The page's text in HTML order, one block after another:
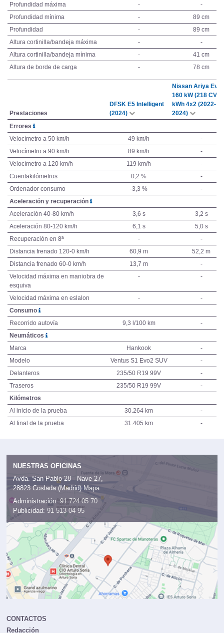
Profundidad máxima
-
-
Profundidad mínima
-
89 cm
Profundidad
-
89 cm
Altura cortinilla/bandeja máxima
-
-
Altura cortinilla/bandeja mínima
-
41 cm
Altura de borde de carga
- 78 cm
Prestaciones
DFSK E5 Intelligent
(2024)
Nissan Ariya
160 kW (218 CV)
kWh 4x2 (2022-
2024)
Errores
Velocímetro a 50 km/h
49 km/h
-
Velocímetro a 90 km/h
89 km/h
-
Velocímetro a 120 km/h
119 km/h
-
Cuentakilómetros
0,2 %
-
Ordenador consumo
-3,3 %
-
Aceleración y recuperación
Aceleración 40-80 km/h
3,6 s
3,2 s
Aceleración 80-120 km/h
6,1 s
5,0 s
Recuperación en 8ª
-
-
Distancia frenado 120-0 km/h
60,9 m
52,2 m
Distancia frenado 60-0 km/h
13,7 m
-
Velocidad máxima en maniobra de
esquiva
- -
Velocidad máxima en eslalon -
-
Consumo
Recorrido autovía
9,3 l/100 km
-
Neumáticos
Marca
Hankook
-
Modelo
Ventus S1 Evo2 SUV
-
Delanteros
235/50 R19 99V
-
Traseros
235/50 R19 99V
-
Kilómetros
Al inicio de la prueba
30.264 km
-
Al final de la prueba
31.405 km -
NUESTRAS OFICINAS
Avda. San Pablo 28 - Nave 27,
28823 Coslada (Madrid) Mapa
Administración: 91 724 05 70
Publicidad: 91 513 04 95
CONTACTOS
Redacción